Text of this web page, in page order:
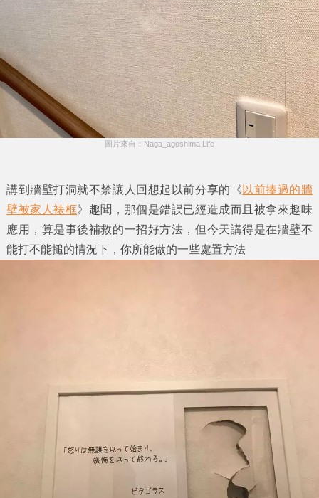
圖片來自：Naga_agoshima Life
講到牆壁打洞就不禁讓人回想起以前分享的《 以前揍過的牆
壁被家人裱框》趣聞，那個是錯誤已經造成而且被拿來趣味
應用，算是事後補救的一招好方法，但今天講得是在牆壁不
能打不能搥的情況下，你所能做的一些處置方法